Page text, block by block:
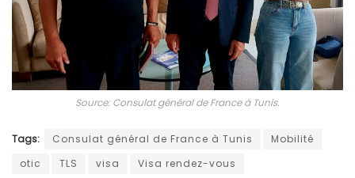
Source: Consulat général de France à Tunis.
Tags: Consulat général de France à Tunis
Mobilité
otic
TLS visa Visa rendez-vous